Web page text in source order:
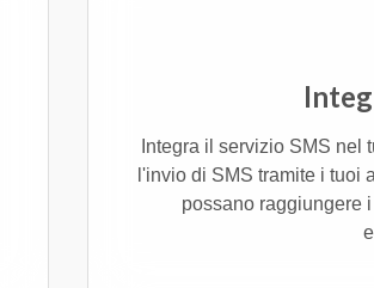
Integra il servizio SMS nel
l'invio di SMS tramite i tuoi
possano raggiungere